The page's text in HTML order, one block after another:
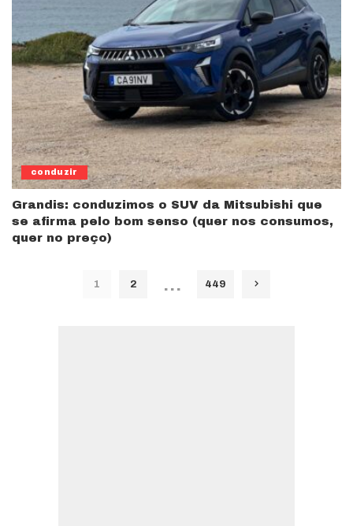
conduzir
Grandis: conduzimos o SUV da Mitsubishi que
se afirma pelo bom senso (quer nos consumos,
quer no preço)
1 2 … 449